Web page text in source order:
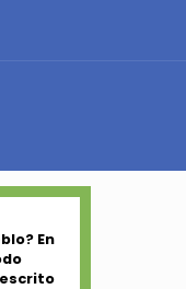
En
escrito